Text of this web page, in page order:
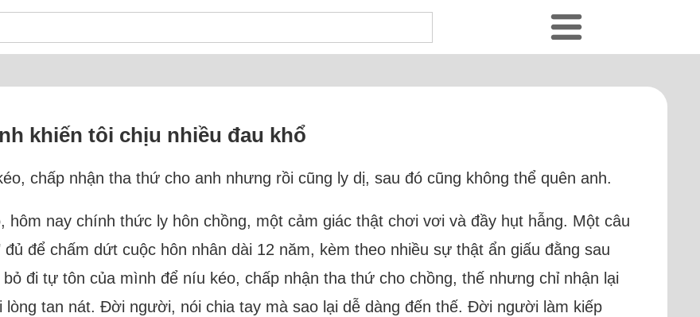
khiến tôi chịu nhiều đau khổ
chấp nhận tha thứ cho anh nhưng rồi cũng ly dị, sau đó cũng không thể quên anh.
nay chính thức ly hôn chồng, một cảm giác thật chơi vơi và đầy hụt hẫng. Một câu
để chấm dứt cuộc hôn nhân dài 12 năm, kèm theo nhiều sự thật ẩn giấu đằng sau
đi tự tôn của mình để níu kéo, chấp nhận tha thứ cho chồng, thế nhưng chỉ nhận lại
tan nát. Đời người, nói chia tay mà sao lại dễ dàng đến thế. Đời người làm kiếp